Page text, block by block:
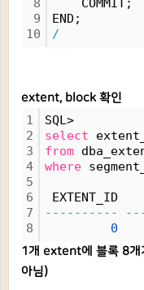
8
9
10
COMMIT;
END;
/
extent, block 확인
1
2
3
4
5
6
7
8
SQL>
select
from
where
EXTENT_ID
----------
0
1개 extent에 블록 8개
아님)